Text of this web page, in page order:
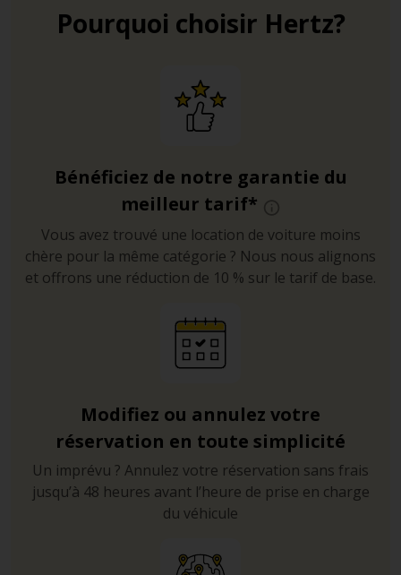
Pourquoi choisir Hertz?
Bénéficiez de notre garantie du
meilleur tarif*
Vous avez trouvé une location de voiture moins
chère pour la même catégorie ? Nous nous alignons
et offrons une réduction de 10 % sur le tarif de base.
Modifiez ou annulez votre
réservation en toute simplicité
Un imprévu ? Annulez votre réservation sans frais
jusqu’à 48 heures avant l’heure de prise en charge
du véhicule